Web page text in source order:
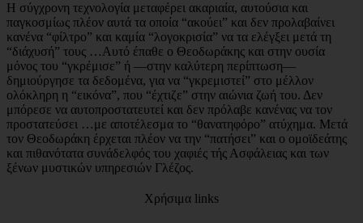
Η σύγχρονη τεχνολογία μεταφέρει ακαριαία, αυτούσια και
παγκοσμίως πλέον αυτά τα οποία “ακούει” και δεν προλαβαίνει
κανένα “φίλτρο” και καμία “λογοκρισία” να τα ελέγξει μετά τη
“διάχυσή” τους …Αυτό έπαθε ο Θεοδωράκης και στην ουσία
μόνος του “γκρέμισε” ή —στην καλύτερη περίπτωση—
δημιούργησε τα δεδομένα, για να “γκρεμιστεί” στο μέλλον
ολόκληρη η “εικόνα”, που “έχτιζε” στην αιώνια ζωή του. Δεν
μπόρεσε να αυτοπροστατευτεί και δεν πρόλαβε κανένας να τον
προστατεύσει …με αποτέλεσμα το “θανατηφόρο” ατύχημα. Μετά
τον Θεοδωράκη έρχεται πλέον να την “πατήσει” και ο ομοϊδεάτης
και πιθανότατα συνάδελφός του χαφιές τής Ασφάλειας και των
ξένων μυστικών υπηρεσιών Γλέζος.
Χρήσιμα links